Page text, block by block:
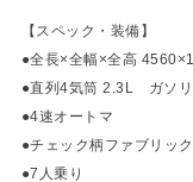
【スペック・装備】
●全長×全幅×全高
●直列4気筒 2.3L ガソリ
●4速オートマ
●チェック柄ファブリッ
●7人乗り